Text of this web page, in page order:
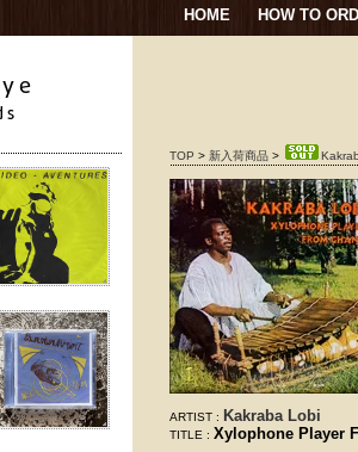
HOME HOW TO
TOP > 新入荷商品 >
ARTIST : Kakraba Lobi
TITLE : Xylophone Player